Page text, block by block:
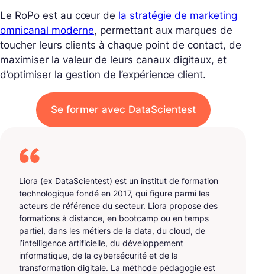
Le RoPo est au cœur de la stratégie de marketing
omnicanal moderne, permettant aux marques de
toucher leurs clients à chaque point de contact, de
maximiser la valeur de leurs canaux digitaux, et
d’optimiser la gestion de l’expérience client.
Se former avec DataScientest
Liora (ex DataScientest) est un institut de formation
technologique fondé en 2017, qui figure parmi les
acteurs de référence du secteur. Liora propose des
formations à distance, en bootcamp ou en temps
partiel, dans les métiers de la data, du cloud, de
l’intelligence artificielle, du développement
informatique, de la cybersécurité et de la
transformation digitale. La méthode pédagogie est